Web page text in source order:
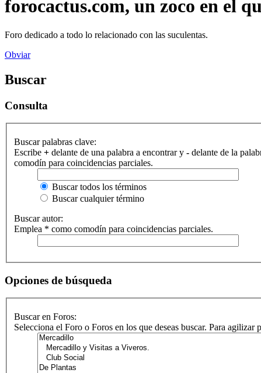
forocactus.com, un zoco en el
Foro dedicado a todo lo relacionado con las suculentas.
Obviar
Buscar
Consulta
Buscar palabras clave:
Escribe + delante de una palabra a encontrar y - delante de la
comodín para coincidencias parciales.
Buscar todos los términos
Buscar cualquier término
Buscar autor:
Emplea * como comodín para coincidencias parciales.
Opciones de búsqueda
Buscar en Foros:
Selecciona el Foro o Foros en los que deseas buscar. Para